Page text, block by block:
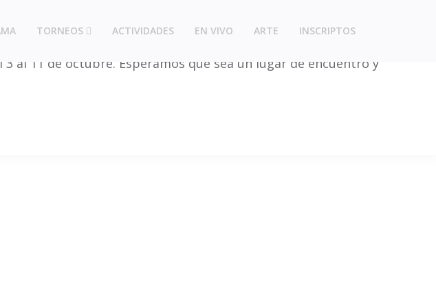
TORNEOS ACTIVIDADES EN VIVO ARTE INSCRIPTOS
al 11 de octubre. Esperamos que sea un lugar de encuentro y